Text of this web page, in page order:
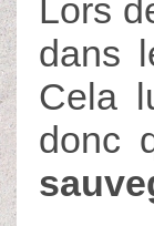
Lors
dans
Cela
donc